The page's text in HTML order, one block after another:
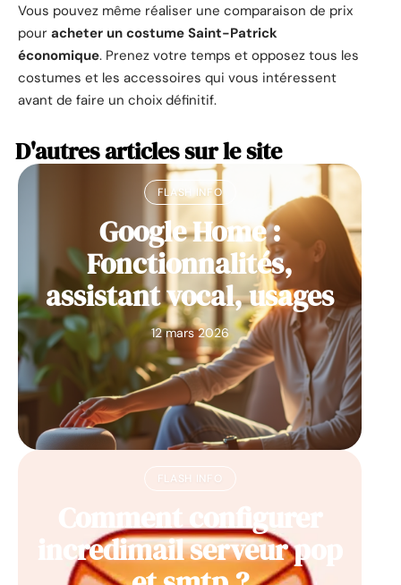
Vous pouvez même réaliser une comparaison de prix
pour acheter un costume Saint-Patrick
économique. Prenez votre temps et opposez tous les
costumes et les accessoires qui vous intéressent
avant de faire un choix définitif.
D'autres articles sur le site
FLASH INFO
Google Home :
Fonctionnalités,
assistant vocal, usages
12 mars 2026
FLASH INFO
Comment configurer
incredimail serveur pop